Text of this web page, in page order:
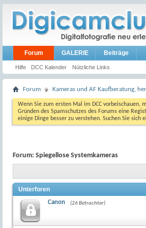
Forum
Hilfe DCC Kalender Nützliche Links
GALERIE Beiträge
Forum Kameras und AF Kaufberatung,
Wenn Sie zum ersten Mal im DCC vorbeischauen,
Gründen des Spamschutzes des Forums eine
einige Dinge besser zu verstehen. Suchen Sie
Forum: Spiegellose Systemkameras
Unterforen
Canon (26 Betrachter)